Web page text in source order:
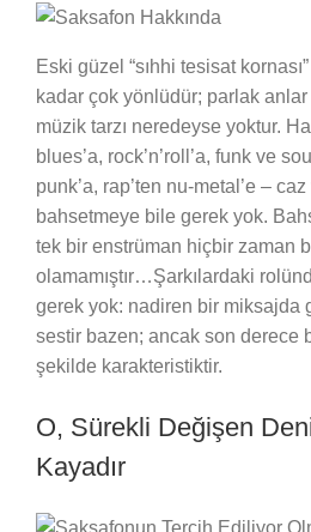
Eski güzel “sıhhi tesisat
kadar çok yönlüdür; parlak anlar
müzik tarzı neredeyse yoktur.
blues’a, rock’n’roll’a, funk ve
punk’a, rap’ten nu-metal’e –
bahsetmeye bile gerek yok.
tek bir enstrüman hiçbir zaman
olamamıştır…Şarkılardaki
gerek yok: nadiren bir miksajda
sestir bazen; ancak son derece
şekilde karakteristiktir.
O, Sürekli Değişen
Kayadır